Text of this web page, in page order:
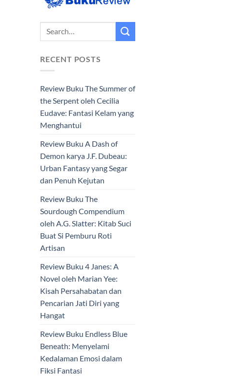
RECENT POSTS
Review Buku The Summer of
the Serpent oleh Cecilia
Eudave: Fantasi Kelam yang
Menghantui
Review Buku A Dash of
Demon karya J.F. Dubeau:
Urban Fantasy yang Segar
dan Penuh Kejutan
Review Buku The
Sourdough Compendium
oleh A.G. Slatter: Kitab Suci
Buat Si Pemburu Roti
Artisan
Review Buku 4 Janes: A
Novel oleh Marian Yee:
Kisah Persahabatan dan
Pencarian Jati Diri yang
Hangat
Review Buku Endless Blue
Beneath: Menyelami
Kedalaman Emosi dalam
Fiksi Fantasi